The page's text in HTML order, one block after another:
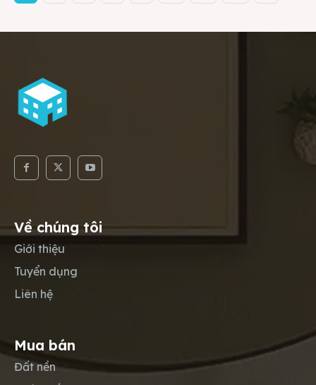
Về chúng tôi
Giới thiệu
Tuyển dụng
Liên hệ
Mua bán
Đất nền